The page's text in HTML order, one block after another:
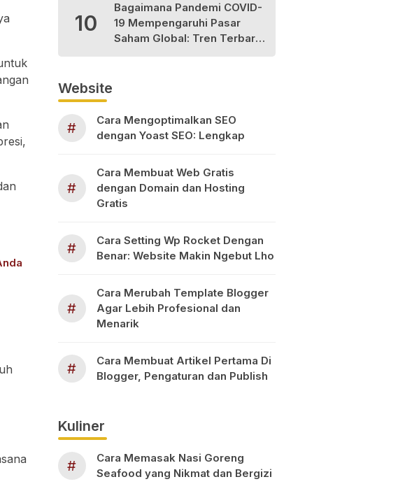
10
Bagaimana Pandemi COVID-
19 Mempengaruhi Pasar
Saham Global: Tren Terbaru
Website
#
Cara Mengoptimalkan SEO
dengan Yoast SEO: Lengkap
#
Cara Membuat Web Gratis
dengan Domain dan Hosting
Gratis
#
Cara Setting Wp Rocket Dengan
Benar: Website Makin Ngebut Lho
#
Cara Merubah Template Blogger
Agar Lebih Profesional dan
Menarik
#
Cara Membuat Artikel Pertama Di
Blogger, Pengaturan dan Publish
Kuliner
#
Cara Memasak Nasi Goreng
Seafood yang Nikmat dan Bergizi